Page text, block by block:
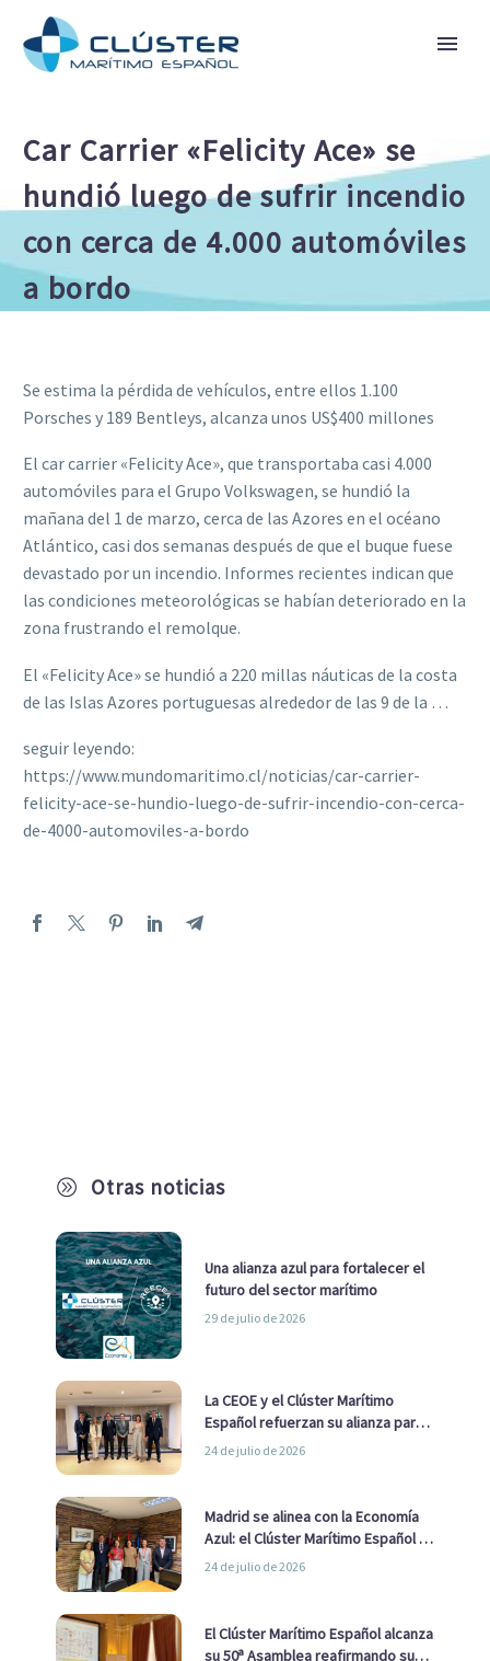
Car Carrier «Felicity Ace» se
hundió luego de sufrir incendio
con cerca de 4.000 automóviles
a bordo
A Otras noticias
Una alianza azul para fortalecer el
futuro del sector marítimo
29 de julio de 2026
La CEOE y el Clúster Marítimo
Español refuerzan su alianza para
impulsar una estrategia Nacional
24 de julio de 2026
Madrid se alinea con la Economía
Azul: el Clúster Marítimo Español y
la Real Liga Naval avanzan alianzas
24 de julio de 2026
El Clúster Marítimo Español alcanza
su 50ª Asamblea reafirmando su
Se estima la pérdida de vehículos, entre ellos 1.100
Porsches y 189 Bentleys, alcanza unos US$400 millones
El car carrier «Felicity Ace», que transportaba casi 4.000
automóviles para el Grupo Volkswagen, se hundió la
mañana del 1 de marzo, cerca de las Azores en el océano
Atlántico, casi dos semanas después de que el buque fuese
devastado por un incendio. Informes recientes indican que
las condiciones meteorológicas se habían deteriorado en la
zona frustrando el remolque.
El «Felicity Ace» se hundió a 220 millas náuticas de la costa
de las Islas Azores portuguesas alrededor de las 9 de la …
seguir leyendo:
https://www.mundomaritimo.cl/noticias/car-carrier-
felicity-ace-se-hundio-luego-de-sufrir-incendio-con-cerca-
de-4000-automoviles-a-bordo